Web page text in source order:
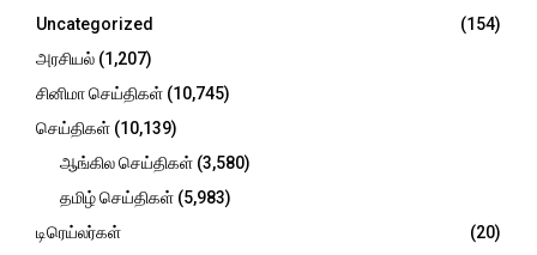
:Uncategorized
(154)
அரசியல் (1,207)
சினிமா செய்திகள் (10,745)
செய்திகள் (10,139)
ஆங்கில செய்திகள் (3,580)
தமிழ் செய்திகள் (5,983)
டிரெய்லர்கள்
(20)